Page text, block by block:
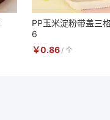
PP玉米淀粉带盖三
6
￥0.86/ 个